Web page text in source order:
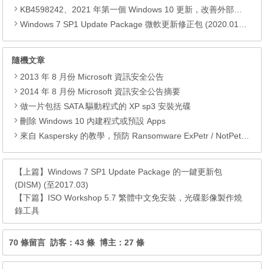
KB4598242、2021 年第一個 Windows 10 更新，改善外部裝置安全性、解決HTTPS安全漏洞、印表機呼叫(RPC)漏洞
Windows 7 SP1 Update Package 微軟更新修正包 (2020.01月份)
隨機文章
2013 年 8 月份 Microsoft 資訊安全公告
2014 年 8 月份 Microsoft 資訊安全公告摘要
做一片包括 SATA 驅動程式的 XP sp3 安裝光碟
刪除 Windows 10 內建程式或預設 Apps
來自 Kaspersky 的教學，預防 Ransomware ExPetr / NotPetya 勒索軟件突襲
【上篇】Windows 7 SP1 Update Package 的一鍵更新包
(DISM) (至2017.03)
【下篇】 ISO Workshop 5.7 繁體中文免安裝，光碟影像製作燒
錄工具
70 條留言 訪客：43 條 博主：27 條